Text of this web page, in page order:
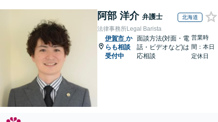
阿部 洋介 弁護士 北海道
法律事務所Legal Barista
伊賀市 か
らも相談
受付中
面談方法(対面・電
話・ビデオなど)は
応相談
営業時
間：本日
定休日